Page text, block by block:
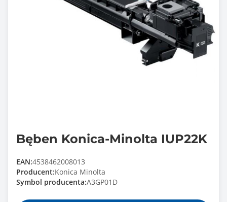
Bęben Konica-Minolta IUP22K
EAN:4538462008013
Producent:Konica Minolta
Symbol producenta:A3GP01D